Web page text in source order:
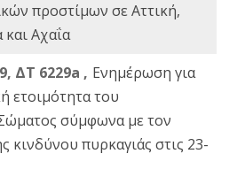
προστίμων σε Αττική,
Αχαΐα
ΔΤ 6229a , Ενημέρωση για
ετοιμότητα του
σύμφωνα με τον
κινδύνου πυρκαγιάς στις 23-